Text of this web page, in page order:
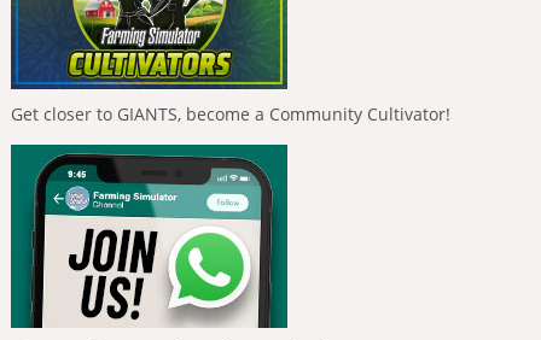
Get closer to GIANTS, become a Community Cultivator!